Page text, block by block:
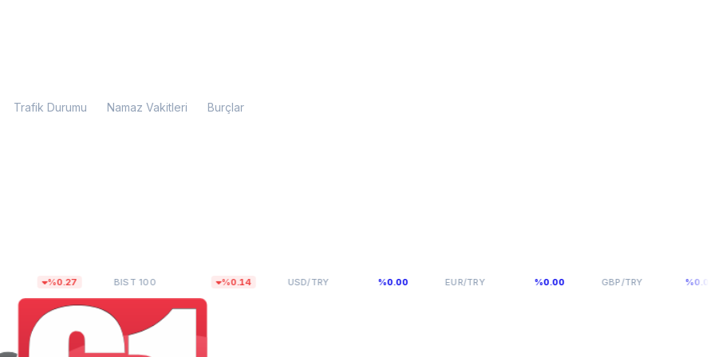
Trafik Durumu Namaz Vakitleri Burçlar
%0.27 BIST 10013.779,40 %0.14 USD/TRY47,6493 %0.00 EUR/TRY54,9398 %0.00 GBP/TRY64,131 %0.00